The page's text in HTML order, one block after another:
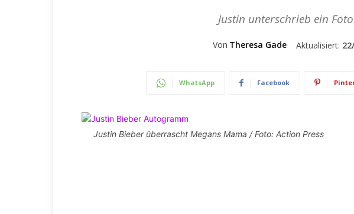
Justin unterschrieb ein
Von Theresa Gade Aktualisiert:
WhatsApp Facebook
Justin Bieber überrascht Megans Mama / Foto: Action Press